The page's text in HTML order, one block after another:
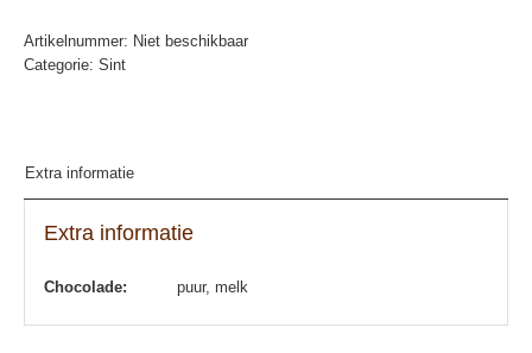
Artikelnummer: Niet beschikbaar
Categorie: Sint
Extra informatie
Extra informatie
Chocolade: puur, melk